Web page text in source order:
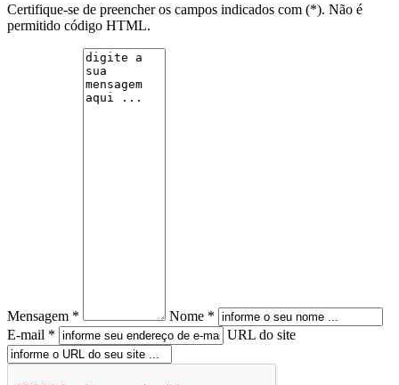
Certifique-se de preencher os campos indicados com (*). Não é
permitido código HTML.
Mensagem *
Nome *
E-mail *
URL do site